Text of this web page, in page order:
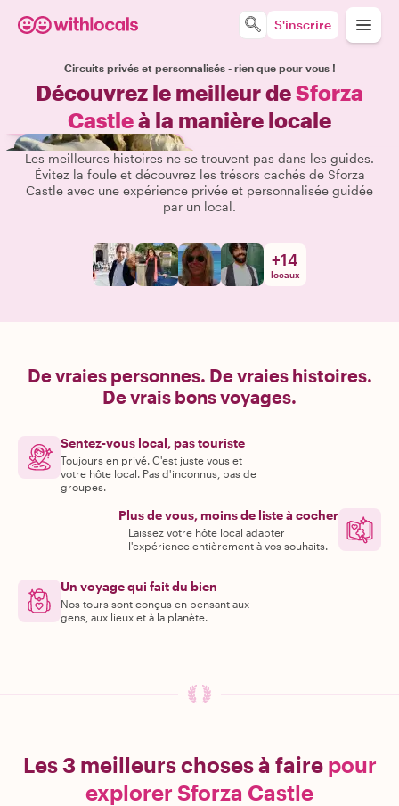
S'inscrire
Circuits privés et personnalisés - rien que pour vous !
Découvrez le meilleur deSforza
Castleà la manière locale
Les meilleures histoires ne se trouvent pas dans les guides.
Évitez la foule et découvrez les trésors cachés de Sforza
Castle avec une expérience privée et personnalisée guidée
par un local.
+14
locaux
De vraies personnes. De vraies histoires.
De vrais bons voyages.
Sentez-vous local, pas touriste
Toujours en privé. C'est juste vous et
votre hôte local. Pas d'inconnus, pas de
groupes.
Plus de vous, moins de liste à cocher
Laissez votre hôte local adapter
l'expérience entièrement à vos souhaits.
Un voyage qui fait du bien
Nos tours sont conçus en pensant aux
gens, aux lieux et à la planète.
Les 3 meilleurs choses à faire pour
explorer Sforza Castle